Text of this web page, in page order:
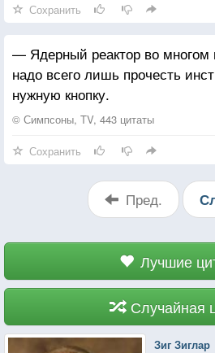
— Мы его получили с
Сохранить
— Ядерный реактор во
надо всего лишь прочесть
нужную кнопку.
© Симпсоны, TV, 443 цитаты
Сохранить
Пред.
Лучшие
Случайная
Зиг Зиглар